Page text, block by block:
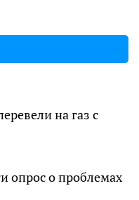
на газ с
опрос о проблемах